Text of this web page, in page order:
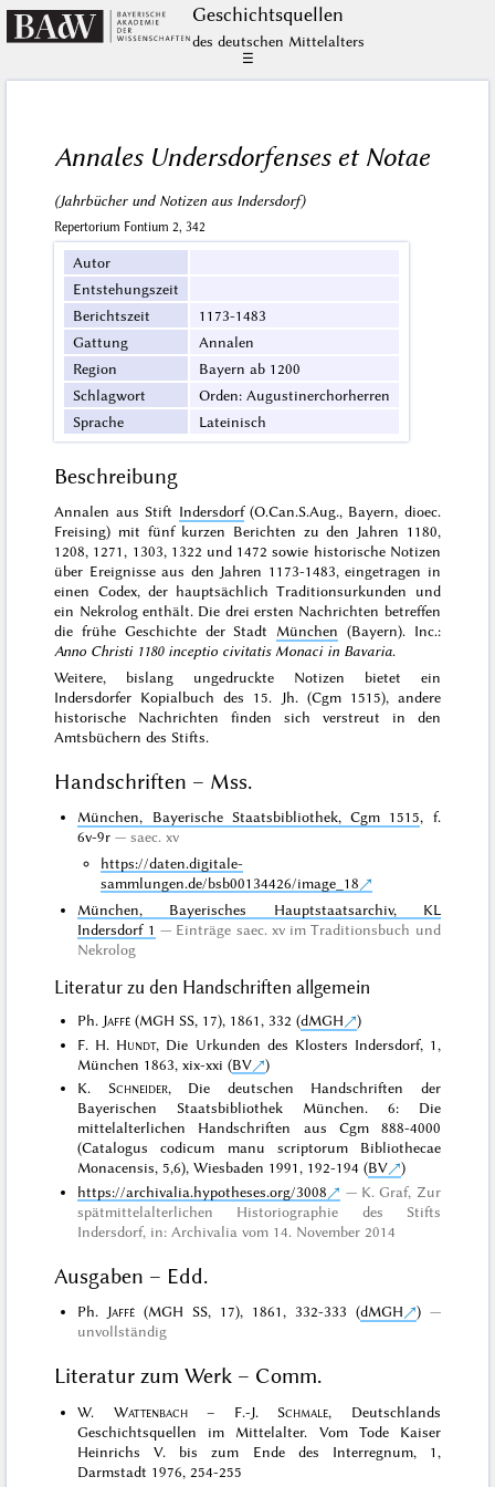
Geschichts­quellen
des deutschen Mittelalters
☰
Annales Undersdorfenses et Notae
(Jahrbücher und Notizen aus Indersdorf)
Repertorium Fontium 2, 342
Autor
Entstehungszeit
Berichtszeit
1173-1483
Gattung
Annalen
Region
Bayern ab 1200
Schlagwort
Orden: Augustinerchorherren
Sprache
Lateinisch
Beschreibung
Annalen aus Stift Indersdorf(O.Can.S.Aug., Bayern, dioec.
Freising) mit fünf kurzen Berichten zu den Jahren 1180,
1208, 1271, 1303, 1322 und 1472 sowie historische Notizen
über Ereignisse aus den Jahren 1173-1483, eingetragen in
einen Codex, der hauptsächlich Traditionsurkunden und
ein Nekrolog enthält. Die drei ersten Nachrichten betreffen
die frühe Geschichte der Stadt München (Bayern). Inc.:
Anno Christi 1180 inceptio civitatis Monaci in Bavaria.
Weitere, bislang ungedruckte Notizen bietet ein
Indersdorfer Kopialbuch des 15. Jh. (Cgm 1515), andere
historische Nachrichten finden sich verstreut in den
Amtsbüchern des Stifts.
Handschriften – Mss.
München, Bayerische Staatsbibliothek, Cgm 1515, f.
6v-9r
saec. xv
https://daten.digitale-
sammlungen.de/bsb00134426/image_18
München, Bayerisches Hauptstaatsarchiv, KL
Indersdorf 1
Einträge saec. xv im Traditionsbuch und
Nekrolog
Literatur zu den Handschriften allgemein
Ph. Jaffé (MGH SS, 17), 1861, 332 (dMGH
)
F. H. Hundt, Die Urkunden des Klosters Indersdorf, 1,
München 1863, xix-xxi (BV
)
K. Schneider, Die deutschen Handschriften der
Bayerischen Staatsbibliothek München. 6: Die
mittelalterlichen Handschriften aus Cgm 888-4000
(Catalogus codicum manu scriptorum Bibliothecae
Monacensis, 5,6), Wiesbaden 1991, 192-194 (BV
)
https://archivalia.hypotheses.org/3008
K. Graf, Zur
spätmittelalterlichen Historiographie des Stifts
Indersdorf, in: Archivalia vom 14. November 2014
Ausgaben – Edd.
Ph. Jaffé (MGH SS, 17), 1861, 332-333 (dMGH
)
unvollständig
Literatur zum Werk – Comm.
W. Wattenbach– F.-J. Schmale, Deutschlands
Geschichtsquellen im Mittelalter. Vom Tode Kaiser
Heinrichs V. bis zum Ende des Interregnum, 1,
Darmstadt 1976, 254-255